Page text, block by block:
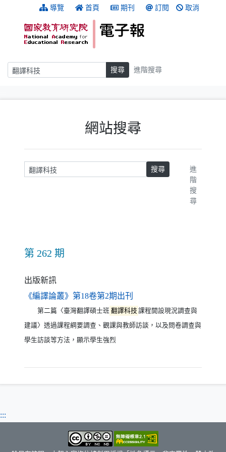
跳到主要內容 導覽 首頁 期刊 訂閱 取消
搜尋 搜尋 進階搜尋
網站搜尋
請輸入關鍵字 搜尋
進
階
搜
尋
第 262 期
出版新訊
《編譯論叢》第18卷第2期出刊
第二篇〈臺灣翻譯碩士班 翻譯科技 課程開設現況調查與
建議〉透過課程綱要調查、觀課與教師訪談，以及問卷調查與
學生訪談等方法，顯示學生強烈
:::